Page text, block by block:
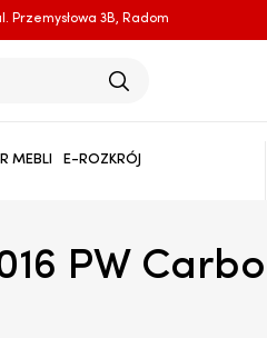
Przemysłowa 3B, Radom
MEBLI E-ROZKRÓJ
PW